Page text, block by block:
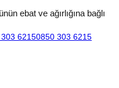
ebat ve ağırlığına bağlı
62150850 303 6215